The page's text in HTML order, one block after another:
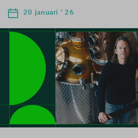
20 januari ' 26